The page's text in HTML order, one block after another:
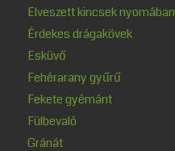
Elveszett kincsek nyomában
Érdekes drágakövek
Esküvő
Fehérarany gyűrű
Fekete gyémánt
Fülbevaló
Gránát